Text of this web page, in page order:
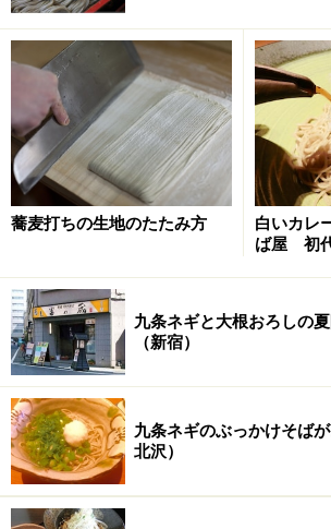
蕎麦生地のたたみ方……実践編
(1)巻き上げた生地を半分向こうに広げ
き取られたまま）、広げたところに打
のばしておく
(2)麺棒の端を利き腕で持ち、巻き取
回転させながらほどいて先に打ち粉を
重ね、ここだけはしっかりと指で押
る。そして畳まれた生地の右半分にた
のばしておく
蕎麦打ちの生地のたたみ方
白いカレ
ば屋 初代
九条ネギと大根おろしの
（新宿）
九条ネギのぶっかけそば
北沢）